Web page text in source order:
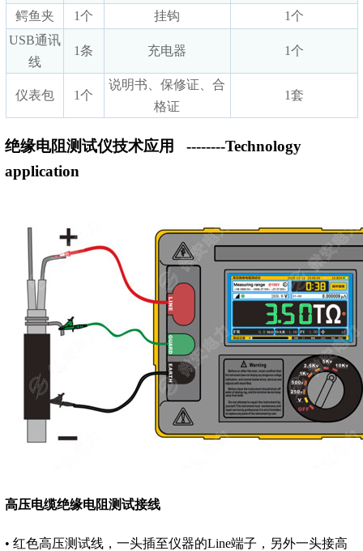
鳄鱼夹
1个 挂钩
1个
USB通讯
线
1条 充电器 1个
仪表包 1个
说明书、保修证、合
格证
1套
绝缘电阻测试仪技术应用
--------Technology
application
高压电缆绝缘电阻测试接线
• 红色高压测试线，一头插至仪器的Line端子，另外一头接高